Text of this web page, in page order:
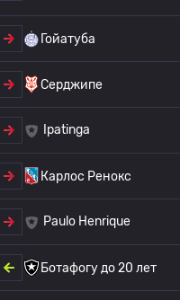
Гойатуба
Серджипе
Ipatinga
Карлос Ренокс
Paulo Henrique
Ботафогу до 20 лет